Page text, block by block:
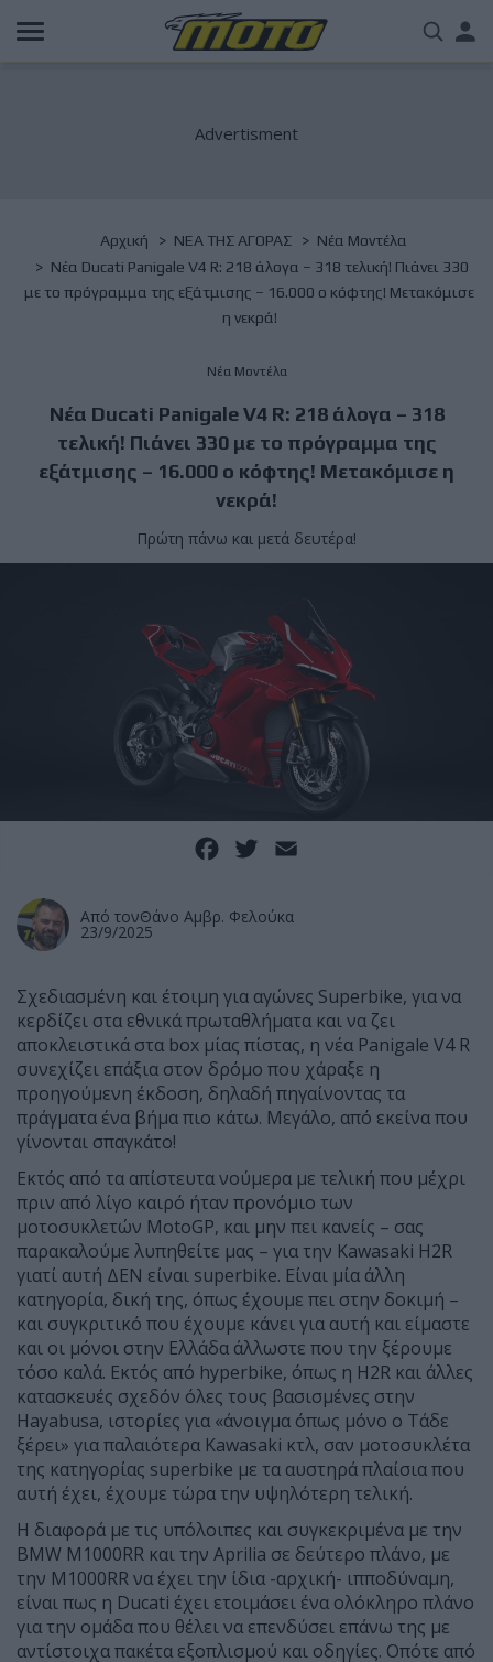
Παράκαμψη
προς
Breadcrumb
Αρχική NΕΑ ΤΗΣ ΑΓΟΡΑΣ
Νέα Μοντέλα
Νέα Ducati Panigale V4 R: 218 άλογα – 318 τελική! Πιάνει 330
με το πρόγραμμα της εξάτμισης – 16.000 ο κόφτης! Μετακόμισε
η νεκρά!
Νέα Μοντέλα
Νέα Ducati Panigale V4 R: 218 άλογα – 318
τελική! Πιάνει 330 με το πρόγραμμα της
εξάτμισης – 16.000 ο κόφτης! Μετακόμισε η
νεκρά!
Πρώτη πάνω και μετά δευτέρα!
Facebook
Twitter
Από τονΘάνο Αμβρ. Φελούκα
23/9/2025
Σχεδιασμένη και έτοιμη για αγώνες Superbike, για να
κερδίζει στα εθνικά πρωταθλήματα και να ζει
αποκλειστικά στα box μίας πίστας, η νέα Panigale V4 R
συνεχίζει επάξια στον δρόμο που χάραξε η
προηγούμενη έκδοση, δηλαδή πηγαίνοντας τα
πράγματα ένα βήμα πιο κάτω. Μεγάλο, από εκείνα που
γίνονται σπαγκάτο!
Εκτός από τα απίστευτα νούμερα με τελική που μέχρι
πριν από λίγο καιρό ήταν προνόμιο των
μοτοσυκλετών MotoGP, και μην πει κανείς – σας
παρακαλούμε λυπηθείτε μας – για την Kawasaki H2R
γιατί αυτή ΔΕΝ είναι superbike. Είναι μία άλλη
κατηγορία, δική της, όπως έχουμε πει στην δοκιμή –
και συγκριτικό που έχουμε κάνει για αυτή και είμαστε
και οι μόνοι στην Ελλάδα άλλωστε που την ξέρουμε
τόσο καλά. Εκτός από hyperbike, όπως η H2R και άλλες
κατασκευές σχεδόν όλες τους βασισμένες στην
Hayabusa, ιστορίες για «άνοιγμα όπως μόνο ο Τάδε
ξέρει» για παλαιότερα Kawasaki κτλ, σαν μοτοσυκλέτα
της κατηγορίας superbike με τα αυστηρά πλαίσια που
αυτή έχει, έχουμε τώρα την υψηλότερη τελική.
Η διαφορά με τις υπόλοιπες και συγκεκριμένα με την
BMW M1000RR και την Aprilia σε δεύτερο πλάνο, με
την M1000RR να έχει την ίδια -αρχική- ιπποδύναμη,
είναι πως η Ducati έχει ετοιμάσει ένα ολόκληρο πλάνο
για την ομάδα που θέλει να επενδύσει επάνω της με
αντίστοιχα πακέτα εξοπλισμού και οδηγίες. Οπότε από